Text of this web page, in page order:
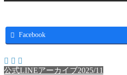
Facebook
公式LINEアーカイブ2025/11